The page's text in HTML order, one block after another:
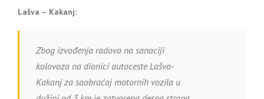
Lašva – Kakanj:
Zbog izvođenja radova na sanaciji
kolovoza na dionici autoceste Lašva-
Kakanj za saobraćaj motornih vozila u